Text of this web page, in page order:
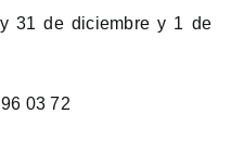
31 de diciembre y 1 de
03 72